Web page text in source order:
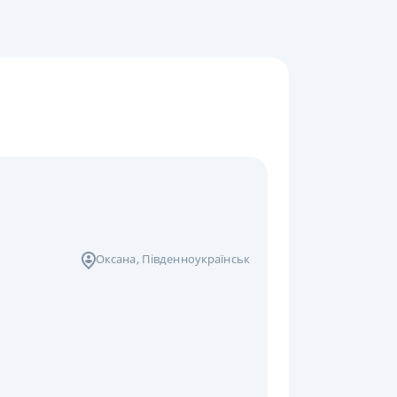
Оксана, Південноукраїнськ